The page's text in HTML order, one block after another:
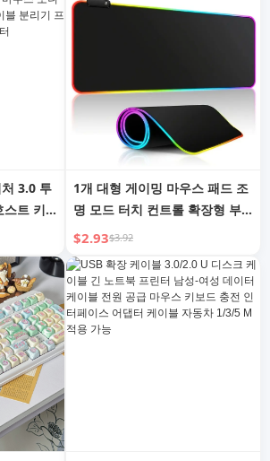
3.0 투
스트 키
U 디스
프린터
1개 대형 게이밍 마우스 패드 조
명 모드 터치 컨트롤 확장형 부
드러운 컴퓨터 키보드 매트 미끄
럼 방지 고무 베이스
$2.93$3.92